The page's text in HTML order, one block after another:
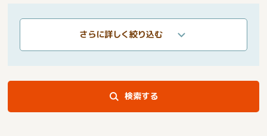
さらに詳しく絞り込む
検索する